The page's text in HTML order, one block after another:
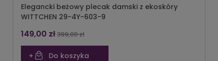
Elegancki beżowy plecak damski z ekoskóry
WITTCHEN 29-4Y-603-9
149,00 zł399,00 zł
Do koszyka